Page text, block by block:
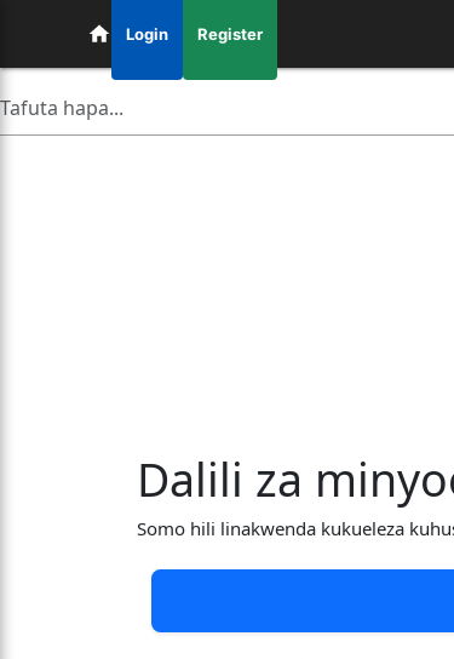
Login Register
Dalili za
Somo hili linakwenda kukueleza